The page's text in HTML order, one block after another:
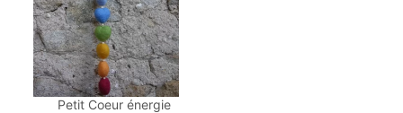
Petit Coeur énergie